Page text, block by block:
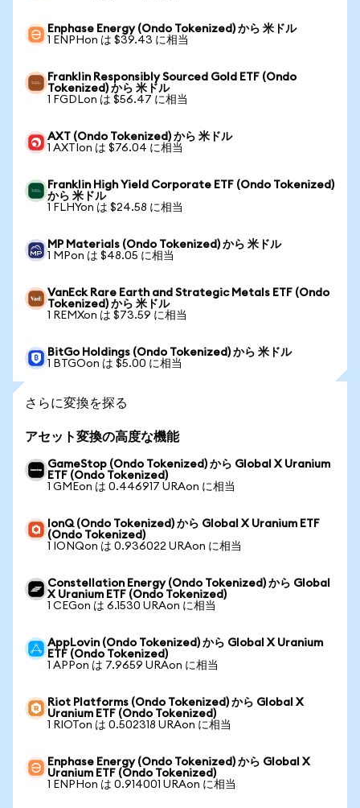
Enphase Energy (Ondo Tokenized) から 米ドル
1 ENPHon は $39.43 に相当
Franklin Responsibly Sourced Gold ETF (Ondo
Tokenized) から 米ドル
1 FGDLon は $56.47 に相当
AXT (Ondo Tokenized) から 米ドル
1 AXTIon は $76.04 に相当
Franklin High Yield Corporate ETF (Ondo Tokenized)
から 米ドル
1 FLHYon は $24.58 に相当
MP Materials (Ondo Tokenized) から 米ドル
1 MPon は $48.05 に相当
VanEck Rare Earth and Strategic Metals ETF (Ondo
Tokenized) から 米ドル
1 REMXon は $73.59 に相当
BitGo Holdings (Ondo Tokenized) から 米ドル
1 BTGOon は $5.00 に相当
さらに変換を探る
アセット変換の高度な機能
GameStop (Ondo Tokenized) から Global X Uranium
ETF (Ondo Tokenized)
1 GMEon は 0.446917 URAon に相当
IonQ (Ondo Tokenized) から Global X Uranium ETF
(Ondo Tokenized)
1 IONQon は 0.936022 URAon に相当
Constellation Energy (Ondo Tokenized) から Global
X Uranium ETF (Ondo Tokenized)
1 CEGon は 6.1530 URAon に相当
AppLovin (Ondo Tokenized) から Global X Uranium
ETF (Ondo Tokenized)
1 APPon は 7.9659 URAon に相当
Riot Platforms (Ondo Tokenized) から Global X
Uranium ETF (Ondo Tokenized)
1 RIOTon は 0.502318 URAon に相当
Enphase Energy (Ondo Tokenized) から Global X
Uranium ETF (Ondo Tokenized)
1 ENPHon は 0.914001 URAon に相当